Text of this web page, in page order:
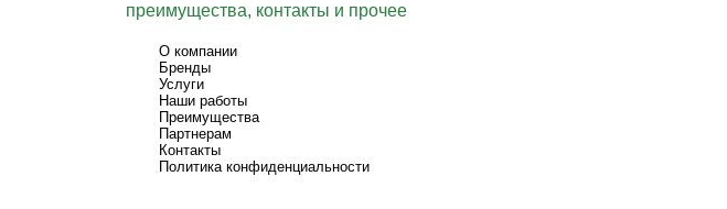
преимущества, контакты и прочее
О компании
Бренды
Услуги
Наши работы
Преимущества
Партнерам
Контакты
Политика конфиденциальности